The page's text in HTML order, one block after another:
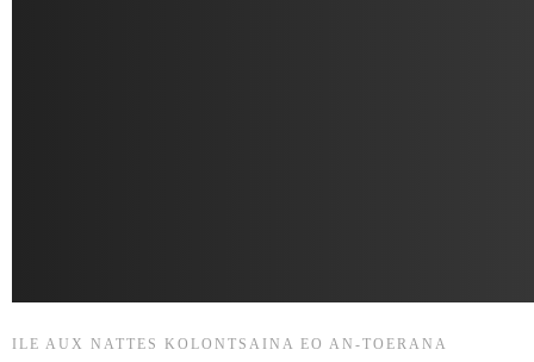
ILE AUX NATTES KOLONTSAINA EO AN-TOERANA